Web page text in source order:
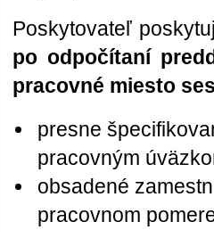
Poskytovateľ
po odpočítaní
pracovné miesto
presne
pracovným
obsadené
pracovnom